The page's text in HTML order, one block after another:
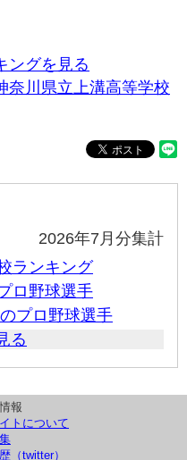
ングを見る
奈川県立上溝高等学校
2026年7月分集計
ランキング
ロ野球選手
プロ野球選手
る
報
トについて
（twitter）